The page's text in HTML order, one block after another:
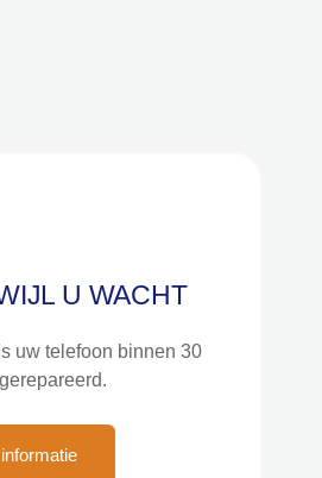
U WACHT
uw telefoon binnen 30